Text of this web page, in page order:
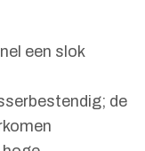
een slok
de